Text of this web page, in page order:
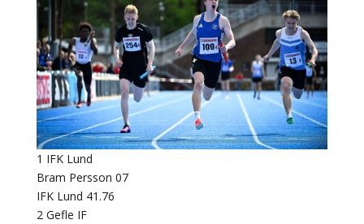
1 IFK Lund
Bram Persson 07
IFK Lund 41.76
2 Gefle IF